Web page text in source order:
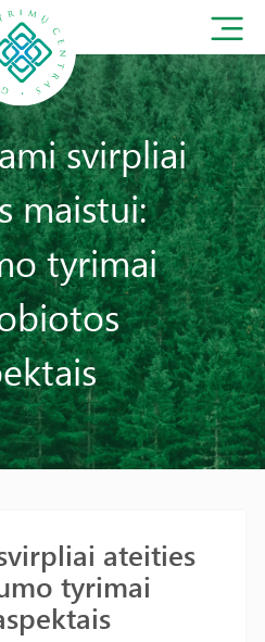
svirpliai
maistui:
tyrimai
ateities
tyrimai